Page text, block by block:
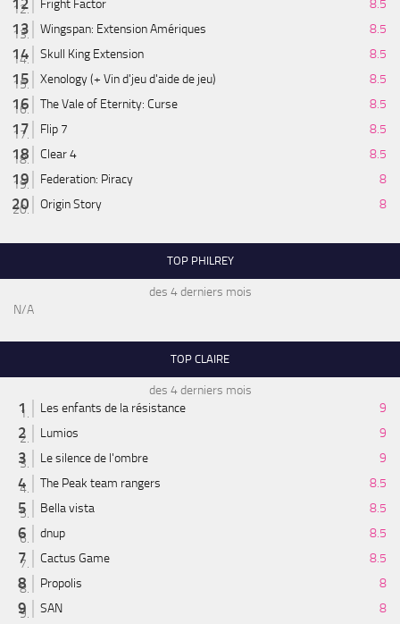
Fright Factor
8.5
Wingspan: Extension Amériques
8.5
Skull King Extension
8.5
Xenology (+ Vin d'jeu d'aide de jeu)
8.5
The Vale of Eternity: Curse
8.5
Flip 7
8.5
Clear 4
8.5
Federation: Piracy
8
Origin Story
8
TOP PHILREY
des 4 derniers mois
N/A
TOP CLAIRE
des 4 derniers mois
Les enfants de la résistance
9
Lumios
9
Le silence de l'ombre
9
The Peak team rangers
8.5
Bella vista
8.5
dnup
8.5
Cactus Game
8.5
Propolis
8
SAN
8